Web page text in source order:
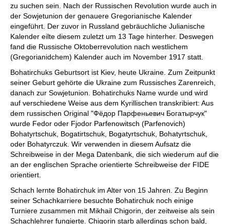
zu suchen sein. Nach der Russischen Revolution wurde auch in
der Sowjetunion der genauere Gregorianische Kalender
eingeführt. Der zuvor in Russland gebräuchliche Julianische
Kalender eilte diesem zuletzt um 13 Tage hinterher. Deswegen
fand die Russische Oktoberrevolution nach westlichem
(Gregorianidchem) Kalender auch im November 1917 statt.
Bohatirchuks Geburtsort ist Kiev, heute Ukraine. Zum Zeitpunkt
seiner Geburt gehörte die Ukraine zum Russisches Zarenreich,
danach zur Sowjetunion. Bohatirchuks Name wurde und wird
auf verschiedene Weise aus dem Kyrillischen transkribiert: Aus
dem russischen Original "Фёдор Парфеньевич Богатырчук"
wurde Fedor oder Fjodor Parfenowitsch (Parfenovich)
Bohatyrtschuk, Bogatirtschuk, Bogatyrtschuk, Bohatyrtschuk,
oder Bohatyrczuk. Wir verwenden in diesem Aufsatz die
Schreibweise in der Mega Datenbank, die sich wiederum auf die
an der englischen Sprache orientierte Schreibweise der FIDE
orientiert.
Schach lernte Bohatirchuk im Alter von 15 Jahren. Zu Beginn
seiner Schachkarriere besuchte Bohatirchuk noch einige
Turniere zusammen mit Mikhail Chigorin, der zeitweise als sein
Schachlehrer fungierte. Chigorin starb allerdings schon bald,